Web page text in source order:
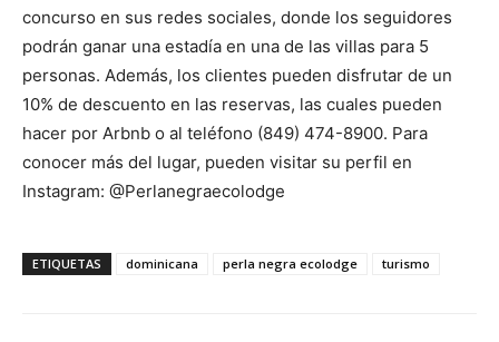
concurso en sus redes sociales, donde los seguidores
podrán ganar una estadía en una de las villas para 5
personas. Además, los clientes pueden disfrutar de un
10% de descuento en las reservas, las cuales pueden
hacer por Arbnb o al teléfono (849) 474-8900. Para
conocer más del lugar, pueden visitar su perfil en
Instagram: @Perlanegraecolodge
ETIQUETAS dominicana perla negra ecolodge turismo